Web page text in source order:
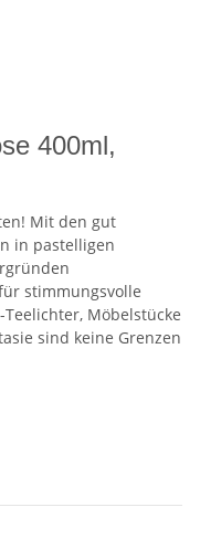
400ml,
Mit den gut
in pastelligen
stimmungsvolle
Möbelstücke
sind keine Grenzen